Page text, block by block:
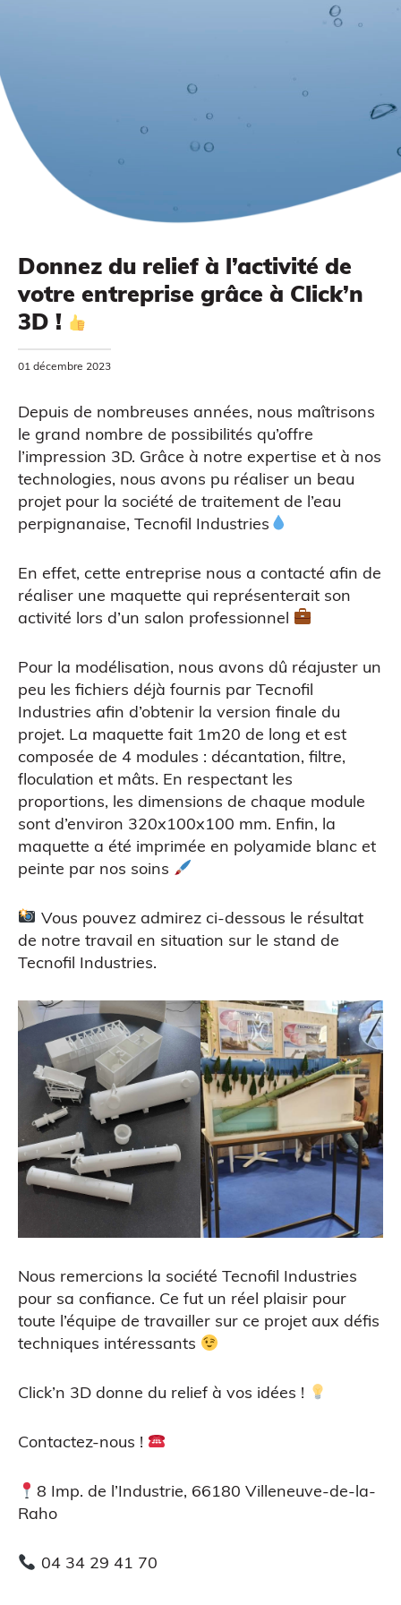
Impression à la demande ou sur mesure
MODÉLISATION 3D
CAO
Scanner 3D
Figurine bobble head
Atelier découverte
Donnez du relief à l’activité de
votre entreprise grâce à Click’n
3D !
01 décembre 2023
Depuis de nombreuses années, nous maîtrisons
le grand nombre de possibilités qu’offre
l’impression 3D. Grâce à notre expertise et à nos
technologies, nous avons pu réaliser un beau
projet pour la société de traitement de l’eau
perpignanaise, Tecnofil Industries
En effet, cette entreprise nous a contacté afin de
réaliser une maquette qui représenterait son
activité lors d’un salon professionnel
Pour la modélisation, nous avons dû réajuster un
peu les fichiers déjà fournis par Tecnofil
Industries afin d’obtenir la version finale du
projet. La maquette fait 1m20 de long et est
composée de 4 modules : décantation, filtre,
floculation et mâts. En respectant les
proportions, les dimensions de chaque module
sont d’environ 320x100x100 mm. Enfin, la
maquette a été imprimée en polyamide blanc et
peinte par nos soins
Vous pouvez admirez ci-dessous le résultat
de notre travail en situation sur le stand de
Tecnofil Industries.
Nous remercions la société Tecnofil Industries
pour sa confiance. Ce fut un réel plaisir pour
toute l’équipe de travailler sur ce projet aux défis
techniques intéressants
Click’n 3D donne du relief à vos idées !
Contactez-nous !
8 Imp. de l’Industrie, 66180 Villeneuve-de-la-
Raho
04 34 29 41 70